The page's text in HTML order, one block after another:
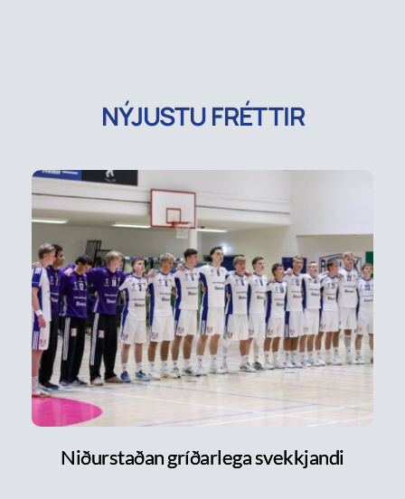
NÝJUSTU FRÉTTIR
Niðurstaðan gríðarlega svekkjandi